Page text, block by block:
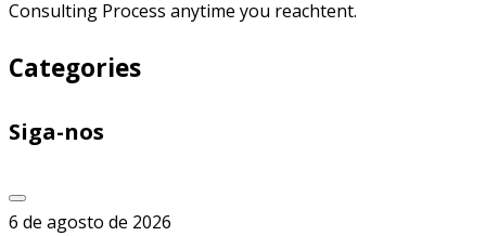
Consulting Process anytime you reachtent.
Categories
Siga-nos
6 de agosto de 2026